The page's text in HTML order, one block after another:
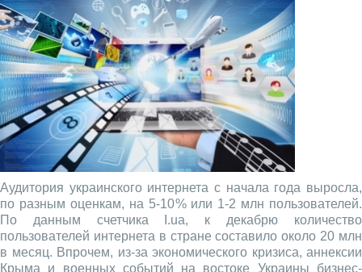
Аудитория украинского интернета с начала года выросла,
по разным оценкам, на 5‑10 % или 1‑2 млн пользователей.
По данным счетчика I.ua, к декабрю количество
пользователей интернета в стране составило около 20 млн
в месяц. Впрочем, из‑за экономического кризиса, аннексии
Крыма и военных событий на востоке Украины бизнес-